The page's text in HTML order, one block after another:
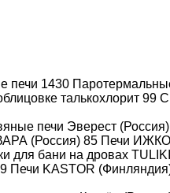
печи 1430
талькохлорит 99 С
печи Эверест (Россия)
(Россия) 85 Печи
для бани на дровах
Печи KASTOR